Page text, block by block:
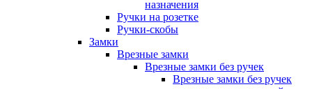
назначения
Ручки на розетке
Ручки-скобы
Замки
Врезные замки
Врезные замки без ручек
Врезные замки без ручек